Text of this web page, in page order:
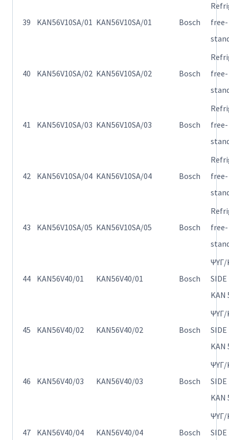
39 KAN56V10SA/01 KAN56V10SA/01 Bosch
free-
40 KAN56V10SA/02 KAN56V10SA/02 Bosch
free-
41 KAN56V10SA/03 KAN56V10SA/03 Bosch
free-
42 KAN56V10SA/04 KAN56V10SA/04 Bosch
free-
43 KAN56V10SA/05 KAN56V10SA/05 Bosch
free-
44 KAN56V40/01 KAN56V40/01 Bosch
SIDE
KAN
45 KAN56V40/02 KAN56V40/02 Bosch
SIDE
KAN
46 KAN56V40/03 KAN56V40/03 Bosch
SIDE
KAN
47 KAN56V40/04 KAN56V40/04 Bosch
SIDE